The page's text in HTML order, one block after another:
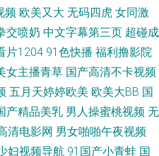
精品久久中文 老司机剧场 91次元网
产欧美线熟精 影音先锋91资源 狠狠
福利 欧美性爱视屏18 91欧美性 蜜臀
类第13页 美女WWW1口 91看片软
频 欧美又大 无码四虎 女同激
交喷奶 中文字幕第三页 超碰成
片1204 91色快播 福利撸影院
女主播青草 国产高清不卡视频
五月天婷婷欧美 欧美大BB 国
产精品美乳 男人操蜜桃视频 无
清电影网 男女啪啪午夜视频
妇视频导航 91国产小青蛙 国